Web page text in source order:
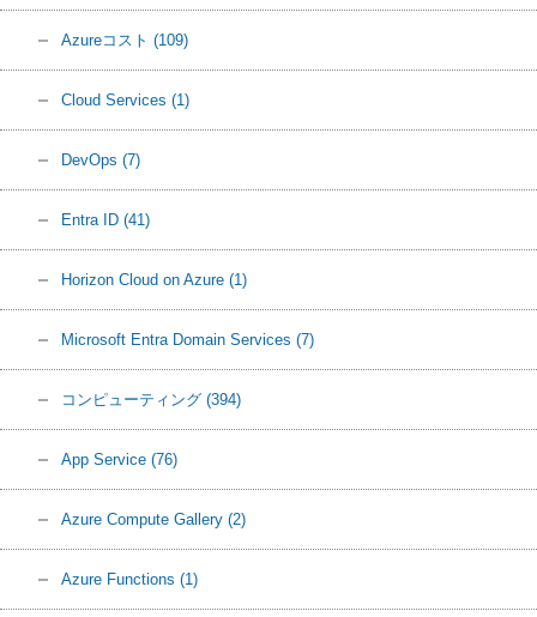
Azureコスト (109)
Cloud Services (1)
DevOps (7)
Entra ID (41)
Horizon Cloud on Azure (1)
Microsoft Entra Domain Services (7)
コンピューティング (394)
App Service (76)
Azure Compute Gallery (2)
Azure Functions (1)